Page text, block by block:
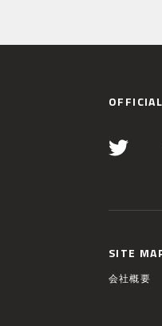
SITE
会社概要